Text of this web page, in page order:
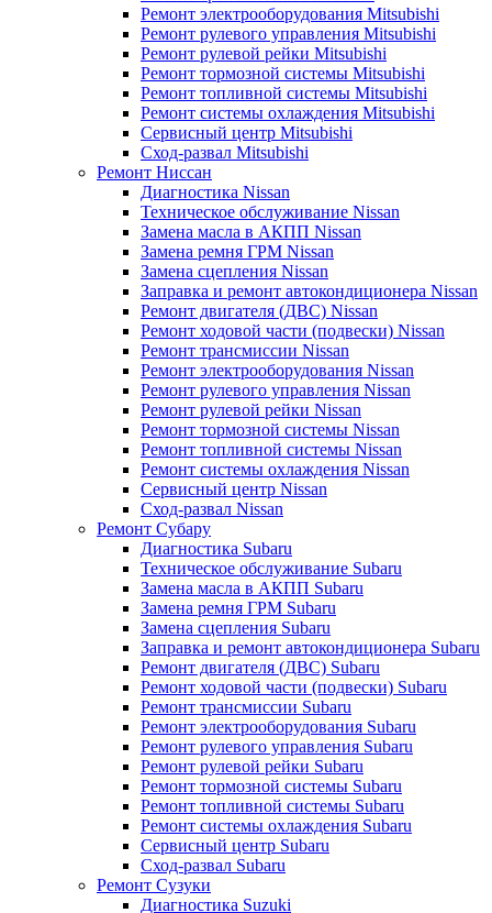
Ремонт электрооборудования Mitsubishi
Ремонт рулевого управления Mitsubishi
Ремонт рулевой рейки Mitsubishi
Ремонт тормозной системы Mitsubishi
Ремонт топливной системы Mitsubishi
Ремонт системы охлаждения Mitsubishi
Сервисный центр Mitsubishi
Сход-развал Mitsubishi
Ремонт Ниссан
Диагностика Nissan
Техническое обслуживание Nissan
Замена масла в АКПП Nissan
Замена ремня ГРМ Nissan
Замена сцепления Nissan
Заправка и ремонт автокондиционера Nissan
Ремонт двигателя (ДВС) Nissan
Ремонт ходовой части (подвески) Nissan
Ремонт трансмиссии Nissan
Ремонт электрооборудования Nissan
Ремонт рулевого управления Nissan
Ремонт рулевой рейки Nissan
Ремонт тормозной системы Nissan
Ремонт топливной системы Nissan
Ремонт системы охлаждения Nissan
Сервисный центр Nissan
Сход-развал Nissan
Ремонт Субару
Диагностика Subaru
Техническое обслуживание Subaru
Замена масла в АКПП Subaru
Замена ремня ГРМ Subaru
Замена сцепления Subaru
Заправка и ремонт автокондиционера Subaru
Ремонт двигателя (ДВС) Subaru
Ремонт ходовой части (подвески) Subaru
Ремонт трансмиссии Subaru
Ремонт электрооборудования Subaru
Ремонт рулевого управления Subaru
Ремонт рулевой рейки Subaru
Ремонт тормозной системы Subaru
Ремонт топливной системы Subaru
Ремонт системы охлаждения Subaru
Сервисный центр Subaru
Сход-развал Subaru
Ремонт Сузуки
Диагностика Suzuki